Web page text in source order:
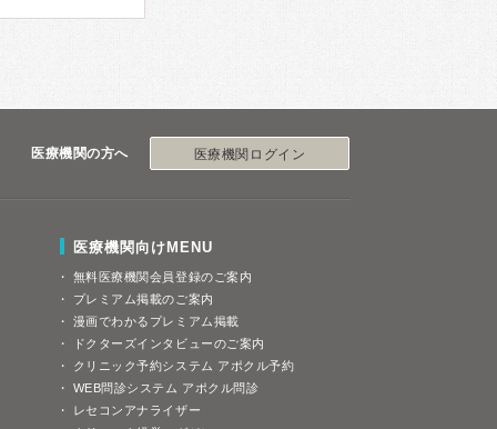
医療機関の方へ 医療機関ログイン
医療機関向けMENU
無料医療機関会員登録のご案内
プレミアム掲載のご案内
漫画でわかるプレミアム掲載
ドクターズインタビューのご案内
クリニック予約システム アポクル予約
WEB問診システム アポクル問診
レセコンアナライザー